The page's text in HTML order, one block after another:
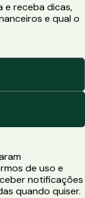
e receba dicas,
e qual o
de uso e
notificações
quando quiser.